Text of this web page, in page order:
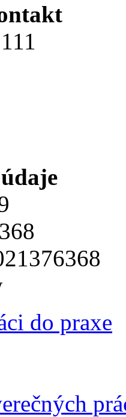
do praxe